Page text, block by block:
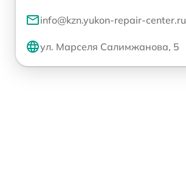
info@kzn.yukon-repair-center.ru
ул. Марселя Салимжанова, 5